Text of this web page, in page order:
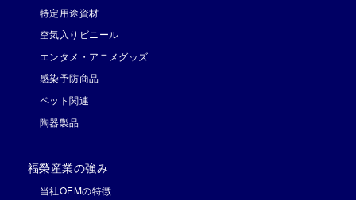
特定用途資材
空気入りビニール
エンタメ・アニメグッズ
感染予防商品
ペット関連
陶器製品
福榮産業の強み
当社OEMの特徴